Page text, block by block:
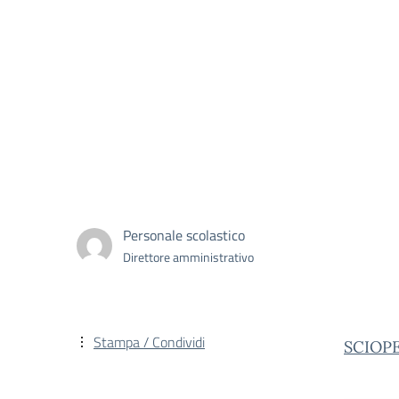
Personale scolastico
Direttore amministrativo
Stampa / Condividi